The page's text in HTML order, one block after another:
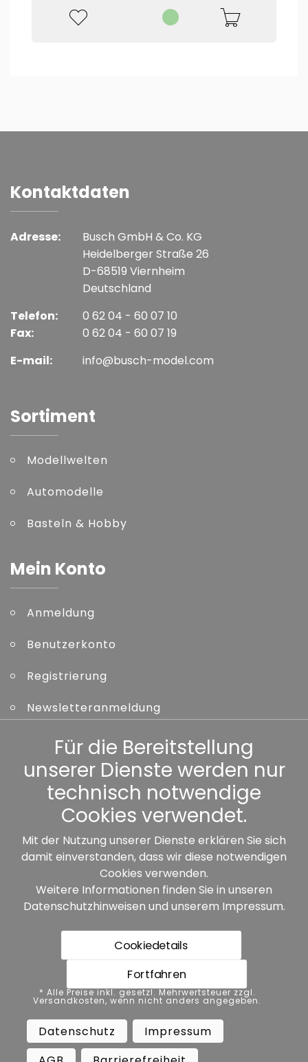
Kontaktdaten
Adresse:
Busch GmbH & Co. KG
Heidelberger Straße 26
D-68519 Viernheim
Deutschland
Telefon:
Fax:
0 62 04 - 60 07 10
0 62 04 - 60 07 19
E-mail:
info@busch-model.com
Sortiment
Modellwelten
Automodelle
Basteln & Hobby
Mein Konto
Anmeldung
Benutzerkonto
Registrierung
Newsletteranmeldung
Kennwort vergessen
Sonstiges
Unsere Partner:
* Alle Preise inkl. gesetzl. Mehrwertsteuer zzgl.
Versandkosten, wenn nicht anders angegeben.
Datenschutz Impressum
Barrierefreiheit
Vertrag widerrufen
Für die Bereitstellung
unserer Dienste werden nur
technisch notwendige
Cookies verwendet.
Mit der Nutzung unserer Dienste erklären Sie sich
damit einverstanden, dass wir diese notwendigen
Cookies verwenden.
Weitere Informationen finden Sie in unseren
Datenschutzhinweisen und unserem Impressum.
Cookiedetails
Fortfahren
* Alle Preise inkl. gesetzl. Mehrwertsteuer zzgl.
Versandkosten, wenn nicht anders angegeben.
Datenschutz
Impressum